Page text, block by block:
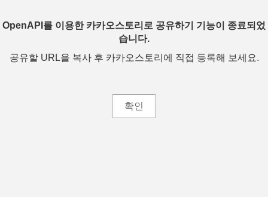
OpenAPI를 이용한 카카오스토리로 공유하기 기능이 종료되었
습니다.
공유할 URL을 복사 후 카카오스토리에 직접 등록해 보세요.
확인